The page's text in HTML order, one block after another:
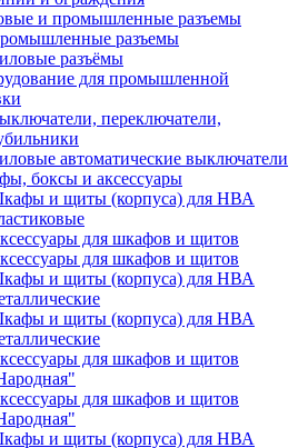
и промышленные разъемы
разъемы
разъёмы
для промышленной
переключатели,
автоматические выключатели
боксы и аксессуары
и щиты (корпуса) для НВА
для шкафов и щитов
для шкафов и щитов
и щиты (корпуса) для НВА
и щиты (корпуса) для НВА
для шкафов и щитов
для шкафов и щитов
и щиты (корпуса) для НВА